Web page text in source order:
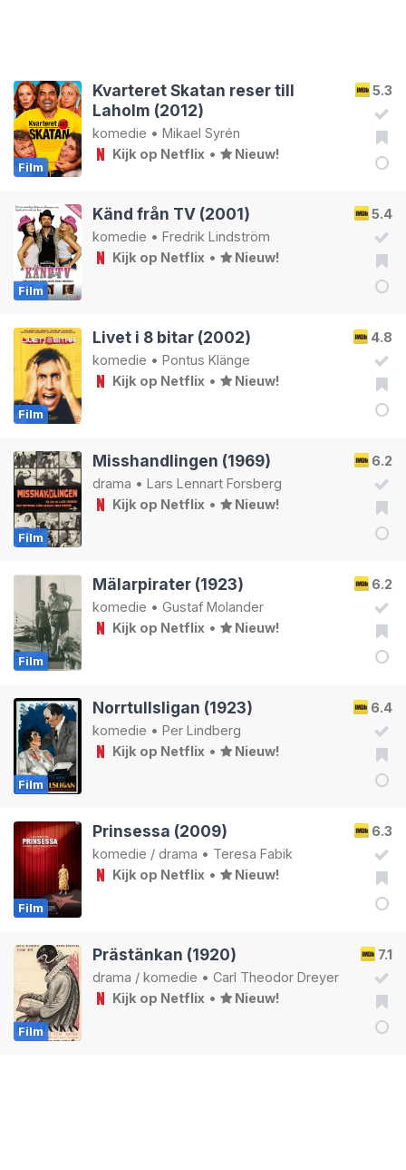
Film
5.3
Kvarteret Skatan reser till
Laholm (2012)
komedie • Mikael Syrén
Kijk op Netflix • Nieuw!
Film
5.4
Känd från TV (2001)
komedie • Fredrik Lindström
Kijk op Netflix • Nieuw!
Film
4.8
Livet i 8 bitar (2002)
komedie • Pontus Klänge
Kijk op Netflix • Nieuw!
Film
6.2
Misshandlingen (1969)
drama • Lars Lennart Forsberg
Kijk op Netflix • Nieuw!
Film
6.2
Mälarpirater (1923)
komedie • Gustaf Molander
Kijk op Netflix • Nieuw!
Film
6.4
Norrtullsligan (1923)
komedie • Per Lindberg
Kijk op Netflix • Nieuw!
Film
6.3
Prinsessa (2009)
komedie / drama • Teresa Fabik
Kijk op Netflix • Nieuw!
Film
7.1
Prästänkan (1920)
drama / komedie • Carl Theodor Dreyer
Kijk op Netflix • Nieuw!